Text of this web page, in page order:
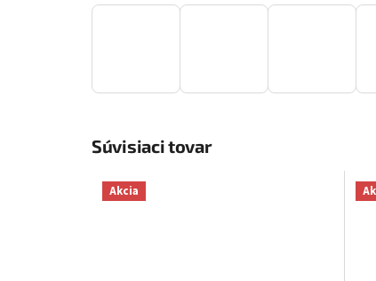
Súvisiaci tovar
Akcia